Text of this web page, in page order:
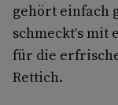
gehört einfach
schmeckt's mit
für die
Rettich.